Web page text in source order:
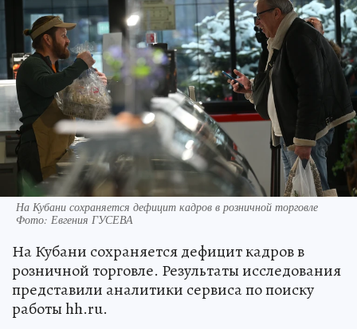
На Кубани сохраняется дефицит кадров в розничной торговле
Фото: Евгения ГУСЕВА
На Кубани сохраняется дефицит кадров в
розничной торговле. Результаты исследования
представили аналитики сервиса по поиску
работы hh.ru.